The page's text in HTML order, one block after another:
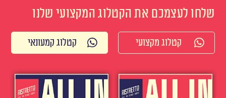
שלחו לעצמכם את הקטלוג המקצועי שלנו
קטלוג מקצועי קטלוג קמעונאי